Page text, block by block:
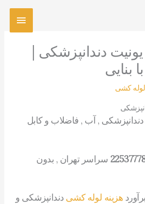
دندانپزشکی |
بنایی
کشی
, آب , فاضلاب و کابل
سراسر تهران , بدون
هزینه لوله کشی دندانپزشکی و